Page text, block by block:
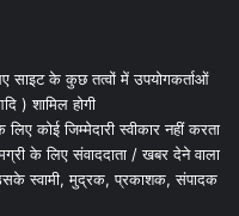
साइट के कुछ तत्वों में उपयोगकर्ताओं
) शामिल होगी
कोई जिम्मेदारी स्वीकार नहीं करता
के लिए संवाददाता / खबर देने वाला
स्वामी, मुद्रक, प्रकाशक, संपादक